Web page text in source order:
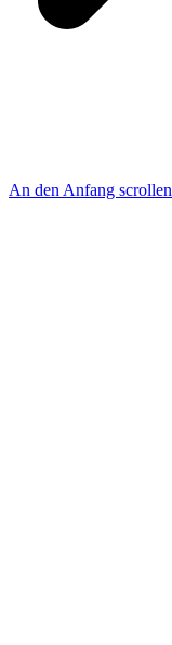
An den Anfang scrollen